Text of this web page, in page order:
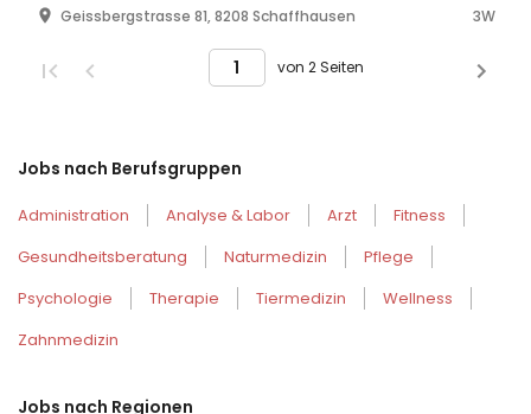
Geissbergstrasse 81, 8208 Schaffhausen 3W
von 2 Seiten
Jobs nach Berufsgruppen
Administration Analyse & Labor Arzt
Fitness
Gesundheitsberatung
Naturmedizin
Pflege
Psychologie
Therapie Tiermedizin
Wellness
Zahnmedizin
Jobs nach Regionen